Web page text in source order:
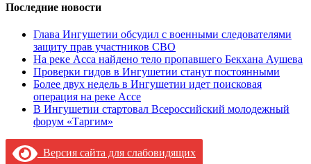
Последние новости
Глава Ингушетии обсудил с военными следователями
защиту прав участников СВО
На реке Асса найдено тело пропавшего Бекхана Аушева
Проверки гидов в Ингушетии станут постоянными
Более двух недель в Ингушетии идет поисковая
операция на реке Ассе
В Ингушетии стартовал Всероссийский молодежный
форум «Таргим»
Версия сайта для слабовидящих